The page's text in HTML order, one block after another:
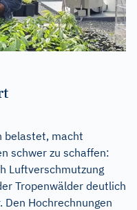
belastet, macht
schwer zu schaffen:
Luftverschmutzung
Tropenwälder deutlich
Hochrechnungen